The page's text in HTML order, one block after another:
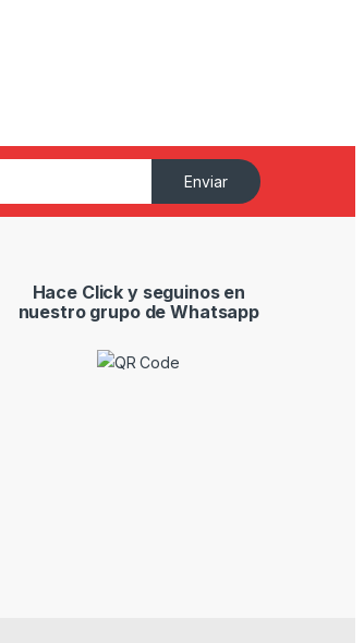
Enviar
Hace Click y seguinos en
nuestro grupo de Whatsapp